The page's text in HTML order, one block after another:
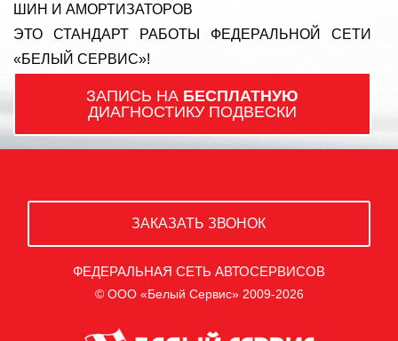
ШИН И АМОРТИЗАТОРОВ
ЭТО СТАНДАРТ РАБОТЫ ФЕДЕРАЛЬНОЙ СЕТИ
«БЕЛЫЙ СЕРВИС»!
ЗАПИСЬ НА БЕСПЛАТНУЮ
ДИАГНОСТИКУ ПОДВЕСКИ
ЗАКАЗАТЬ ЗВОНОК
ФЕДЕРАЛЬНАЯ СЕТЬ АВТОСЕРВИСОВ
© ООО «Белый Сервис» 2009-2026